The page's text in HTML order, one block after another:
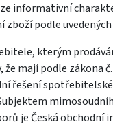
informativní
zboží podle
kterým
mají podle zákona č.
řešení
je Česká obchodní